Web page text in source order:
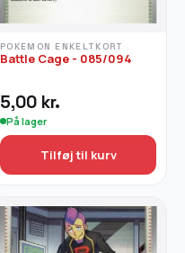
POKEMON ENKELTKORT
Battle Cage - 085/094
5,00 kr.
På lager
Tilføj til kurv